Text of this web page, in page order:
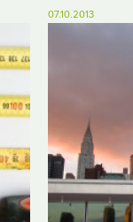
07.10.2013